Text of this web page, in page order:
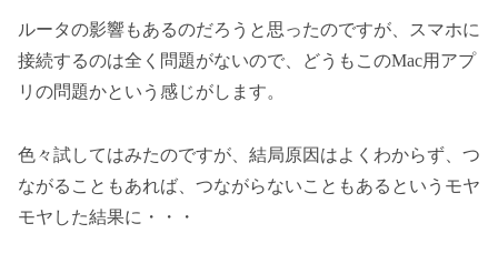
ルータの影響もあるのだろうと思ったのですが、スマホに
接続するのは全く問題がないので、どうもこのMac用アプ
リの問題かという感じがします。
色々試してはみたのですが、結局原因はよくわからず、つ
ながることもあれば、つながらないこともあるというモヤ
モヤした結果に・・・